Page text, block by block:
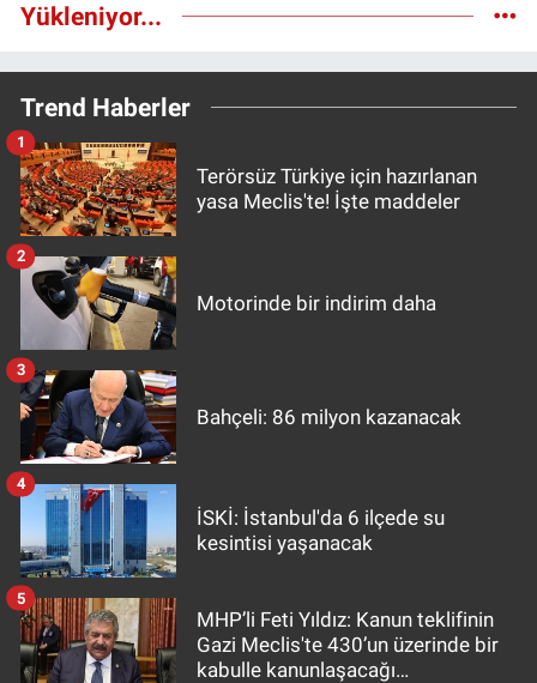
Yükleniyor...
Trend Haberler
Terörsüz Türkiye için hazırlanan
yasa Meclis'te! İşte maddeler
1
Motorinde bir indirim daha
2
Bahçeli: 86 milyon kazanacak
3
İSKİ: İstanbul'da 6 ilçede su
kesintisi yaşanacak
4
MHP’li Feti Yıldız: Kanun teklifinin
Gazi Meclis'te 430’un üzerinde bir
kabulle kanunlaşacağı
5